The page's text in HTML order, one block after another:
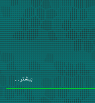
بیشتر ...